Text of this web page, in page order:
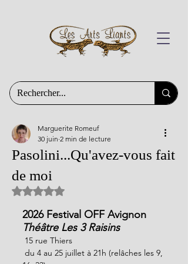
Pasolini...Qu'avez-vous fait
de moi
Marguerite Romeuf
30 juin 2 min de lecture
Noté NaN étoiles sur 5.
2026 Festival OFF Avignon
Théâtre Les 3 Raisins
15 rue Thiers
du 4 au 25 juillet à 21h (relâches les 9,